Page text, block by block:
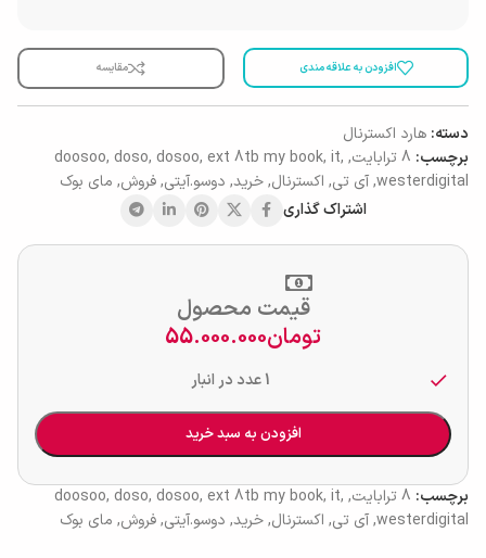
افزودن به علاقه مندی مقایسه
دسته: هارد اکسترنال
برچسب: 8 ترابایت ,
doosoo, doso, dosoo, ext 8tb my book, it,
westerdigital
,آی تی, اکسترنال,خرید, دوسو.آیتی,فروش, مای بوک
اشتراک گذاری
قیمت محصول
تومان55.000.000
1 عدد در انبار
افزودن به سبد خرید
برچسب: 8 ترابایت ,
doosoo, doso, dosoo, ext 8tb my book, it,
westerdigital
,آی تی, اکسترنال,خرید, دوسو.آیتی,فروش, مای بوک